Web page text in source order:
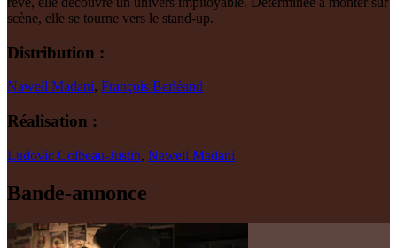
scène, elle se tourne vers le stand-up.
Distribution :
Nawell Madani, François Berléand
Réalisation :
Ludovic Colbeau-Justin, Nawell Madani
Bande-annonce